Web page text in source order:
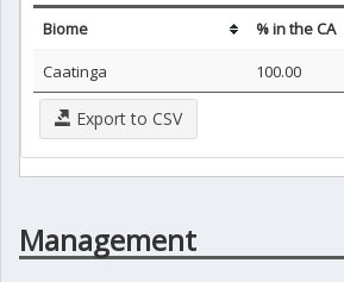
Biome
% in the CA
Caatinga
100.00
Export to CSV
Management